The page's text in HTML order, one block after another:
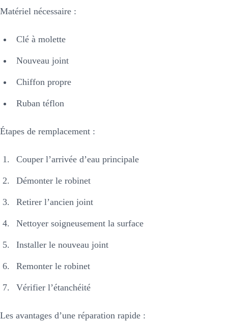
Matériel nécessaire :
Clé à molette
Nouveau joint
Chiffon propre
Ruban téflon
Étapes de remplacement :
Couper l’arrivée d’eau principale
Démonter le robinet
Retirer l’ancien joint
Nettoyer soigneusement la surface
Installer le nouveau joint
Remonter le robinet
Vérifier l’étanchéité
Les avantages d’une réparation rapide :